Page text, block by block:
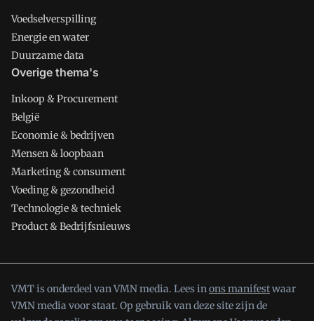
Voedselverspilling
Energie en water
Duurzame data
Overige thema's
Inkoop & Procurement
België
Economie & bedrijven
Mensen & loopbaan
Marketing & consument
Voeding & gezondheid
Technologie & techniek
Product & Bedrijfsnieuws
VMT is onderdeel van VMN media. Lees inons manifestwaar
VMN media voor staat. Op gebruik van deze site zijn de